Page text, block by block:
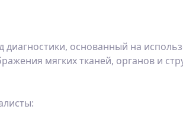
основанный на
мягких тканей, органов и